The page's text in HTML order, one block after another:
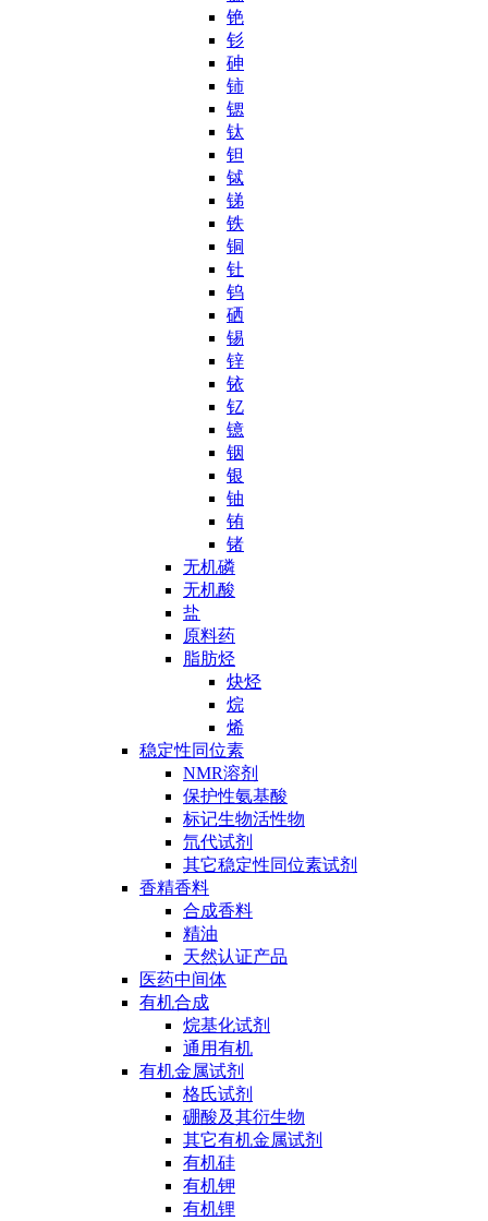
铯
钐
砷
铈
锶
钛
钽
铽
锑
铁
铜
钍
钨
硒
锡
锌
铱
钇
镱
铟
银
铀
铕
锗
无机磷
无机酸
盐
原料药
脂肪烃
炔烃
烷
烯
稳定性同位素
NMR溶剂
保护性氨基酸
标记生物活性物
氘代试剂
其它稳定性同位素试剂
香精香料
合成香料
精油
天然认证产品
医药中间体
有机合成
烷基化试剂
通用有机
有机金属试剂
格氏试剂
硼酸及其衍生物
其它有机金属试剂
有机硅
有机钾
有机锂